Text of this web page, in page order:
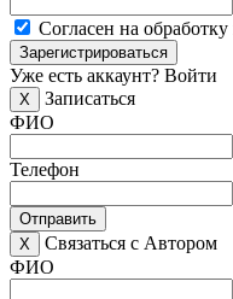
Согласен на
Зарегистрироваться
Уже есть аккаунт? Войти
X
Записаться
ФИО
Телефон
Отправить
X
Связаться с Автором
ФИО